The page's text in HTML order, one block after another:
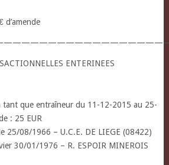
ENTERINEES
tant que entraîneur du 11-12-2015 au 25-
: 25 EUR
25/08/1966 – U.C.E. DE LIEGE (08422)
30/01/1976 – R. ESPOIR MINEROIS